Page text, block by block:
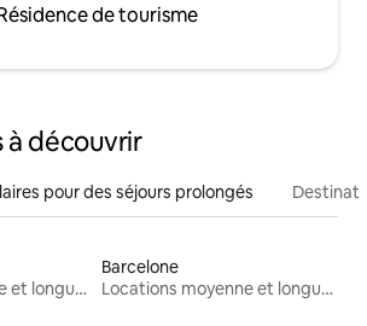
de tourisme
à découvrir
pour des séjours prolongés
Locations moyenne et longue durée
Barcelone
Locations moyenne et longue durée